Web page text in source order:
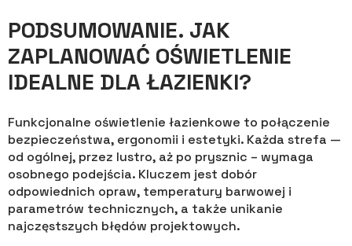
PODSUMOWANIE. JAK
ZAPLANOWAĆ OŚWIETLENIE
IDEALNE DLA ŁAZIENKI?
Funkcjonalne oświetlenie łazienkowe to połączenie
bezpieczeństwa, ergonomii i estetyki. Każda strefa —
od ogólnej, przez lustro, aż po prysznic – wymaga
osobnego podejścia. Kluczem jest dobór
odpowiednich opraw, temperatury barwowej i
parametrów technicznych, a także unikanie
najczęstszych błędów projektowych.